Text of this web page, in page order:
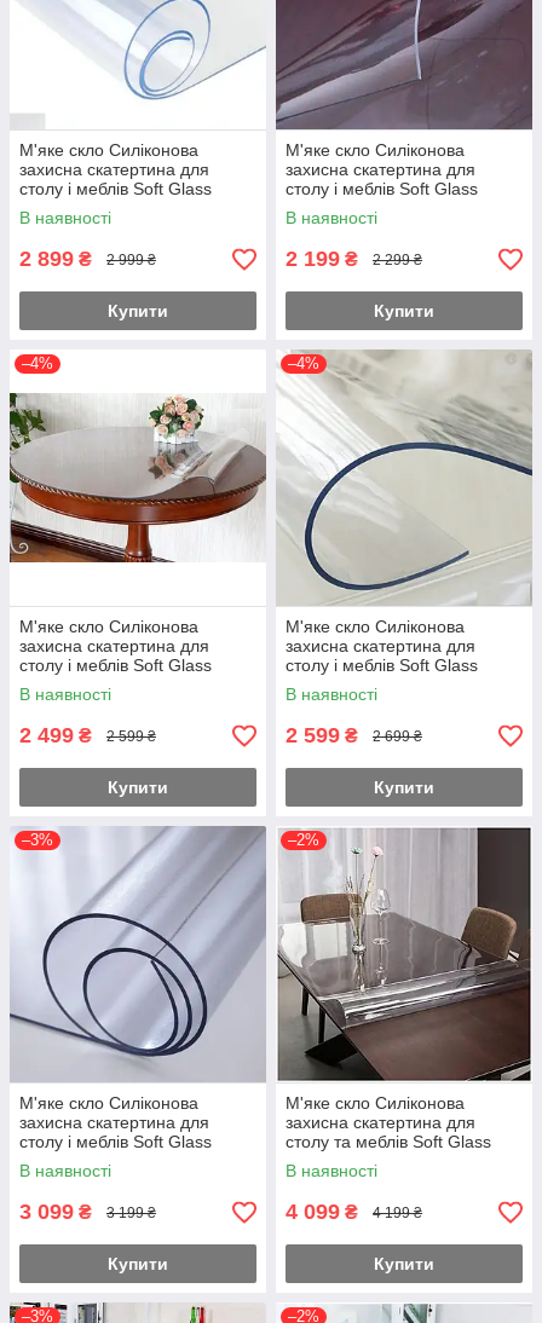
М'яке скло Силіконова
захисна скатертина для
столу і меблів Soft Glass
(2.8х1.0м) Товщина 2мм
Прозора
В наявності
2 899 ₴ 2 999 ₴
Купити
М'яке скло Силіконова
захисна скатертина для
столу і меблів Soft Glass
(2.1х1.0м) Товщина 2мм
Прозора
В наявності
2 199 ₴ 2 299 ₴
Купити
–4%
М'яке скло Силіконова
захисна скатертина для
столу і меблів Soft Glass
(2.4х1.0м) Товщина 2мм
Прозора
В наявності
2 499 ₴ 2 599 ₴
Купити
–4%
М'яке скло Силіконова
захисна скатертина для
столу і меблів Soft Glass
(2.5х1.0м) Товщина 2мм
Прозора
В наявності
2 599 ₴ 2 699 ₴
Купити
–3%
М'яке скло Силіконова
захисна скатертина для
столу і меблів Soft Glass
(3.0х1.0м) Товщина 2мм
Прозора
В наявності
3 099 ₴ 3 199 ₴
Купити
–2%
М'яке скло Силіконова
захисна скатертина для
столу та меблів Soft Glass
(4.0х1.0м) товщина 2.0мм
Прозора
В наявності
4 099 ₴ 4 199 ₴
Купити
–3% –2%